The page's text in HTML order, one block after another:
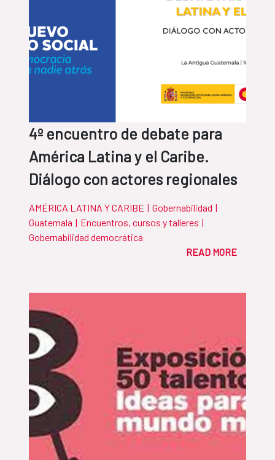
4º encuentro de debate para
América Latina y el Caribe.
Diálogo con actores regionales
AMÉRICA LATINA Y CARIBE | Gobernabilidad |
Guatemala | Encuentros, cursos y talleres |
Gobernabilidad democrática
READ MORE